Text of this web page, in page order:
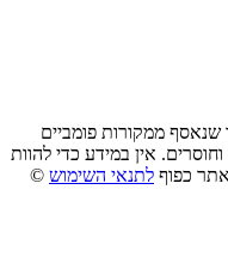
שנאסף ממקורות פומביים
אין במידע כדי להוות
כפוף לתנאי השימוש ©